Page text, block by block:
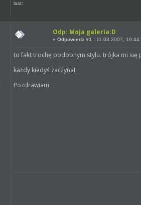
last:
Odp: Moja galeria:D
«Odpowiedz #1 : 11.03.2007,
to fakt trochę podobnym stylu. trójka mi się
każdy kiedyś zaczynał.
Pozdrawiam